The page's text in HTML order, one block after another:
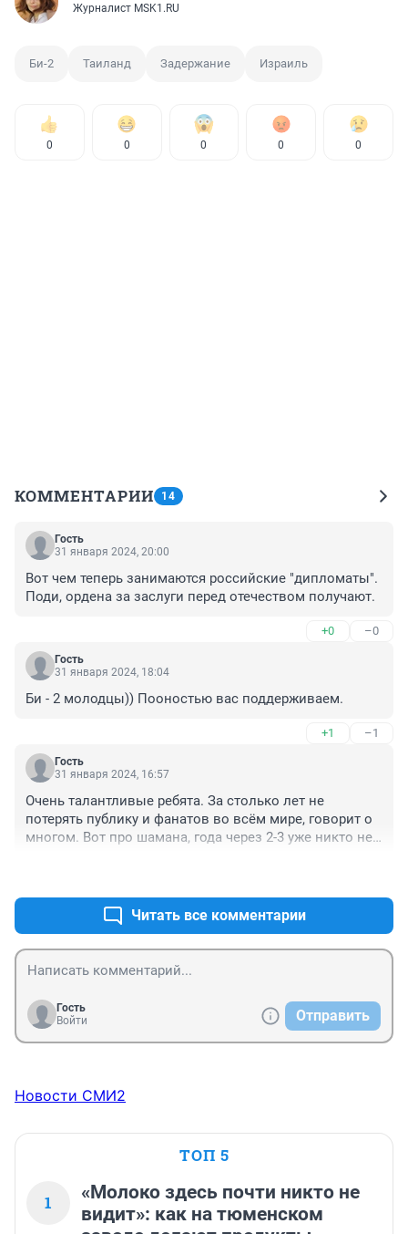
Журналист MSK1.RU
Би-2 Таиланд Задержание Израиль
0 0 0 0 0
КОММЕНТАРИИ 14
Гость
31 января 2024, 20:00
Вот чем теперь занимаются российские "дипломаты".
Поди, ордена за заслуги перед отечеством получают.
+0 –0
Гость
31 января 2024, 18:04
Би - 2 молодцы)) Пооностью вас поддерживаем.
+1 –1
Гость
31 января 2024, 16:57
Очень талантливые ребята. За столько лет не
потерять публику и фанатов во всём мире, говорит о
многом. Вот про шамана, года через 2-3 уже никто не
Читать все комментарии
Гость
Войти
Отправить
Новости СМИ2
ТОП 5
1
«Молоко здесь почти никто не
видит»: как на тюменском